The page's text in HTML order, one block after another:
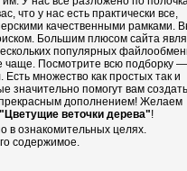
что у нас есть практически все,
качественными рамками.
Большим плюсом сайта
популярных
чаще. Посмотрите всю подборку
множество как простых так и
значительно помогут вам
дополнением! Желаем
веточки дерева"!
в ознакомительных целях.
содержимое.